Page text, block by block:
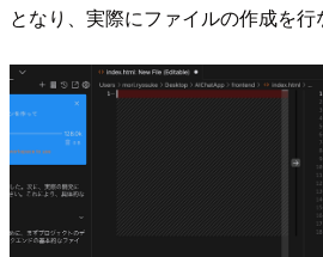
となり、実際にファイルの作成を行